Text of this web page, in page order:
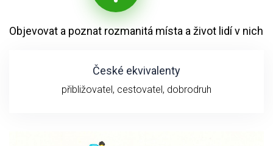
Objevovat a poznat rozmanitá místa a život lidí v nich
České ekvivalenty
přibližovatel, cestovatel, dobrodruh